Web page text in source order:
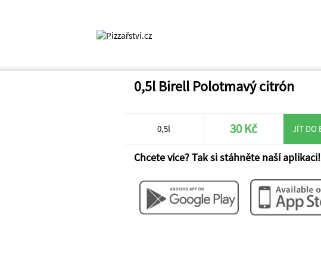
0,5l Birell Polotmavý citrón
0,5l 30 Kč JÍT DO
Chcete více? Tak si stáhněte naší aplikaci!